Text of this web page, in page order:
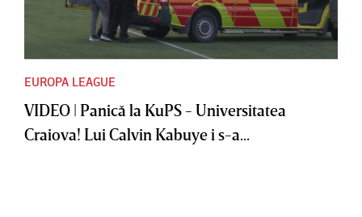
EUROPA LEAGUE
VIDEO | Panică la KuPS - Universitatea
Craiova! Lui Calvin Kabuye i s-a...